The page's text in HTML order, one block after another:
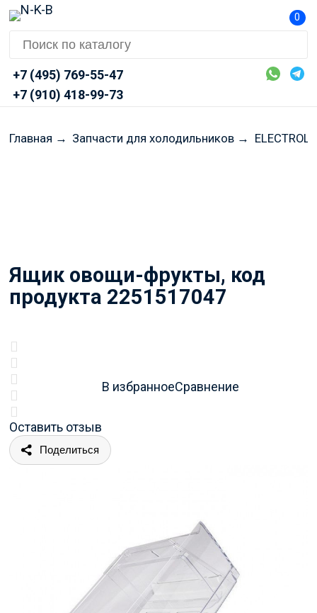
0
+7 (495) 769-55-47
+7 (910) 418-99-73
Главная → Запчасти для холодильников →
Ящик овощи-фрукты, код
продукта 2251517047
Оставить отзыв
В избранноеСравнение
Поделиться